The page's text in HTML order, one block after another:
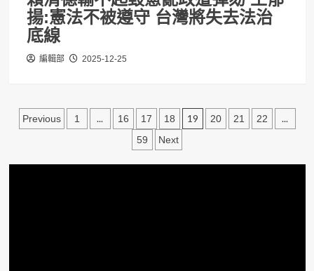
揚:憲法不被遵守 台灣將失去法治
底線
編輯部 2025-12-25
文
分
Previous 1 ... 16 17 18 19 20 21 22 ...
59 Next